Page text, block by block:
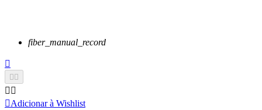
fiber_manual_record

 
 
Adicionar à Wishlist